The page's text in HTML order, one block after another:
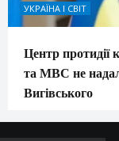
УКРАЇНА І СВІТ
Центр протидії
та МВС не
Вигівського